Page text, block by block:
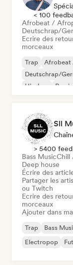
< 100
Afrobeat /
Deutschrap/
Ecrire des
morceaux
Trap Afrobeat
Deutschrap/
Hip-hop
Rap
Sll
> 5400
Bass MusicChill
Deep house
Écrire des
Partager les
ou Twitch
Ecrire des
morceaux
Ajouter dans
Trap Bass
Electropop